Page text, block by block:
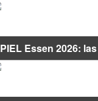
Essen 2026: